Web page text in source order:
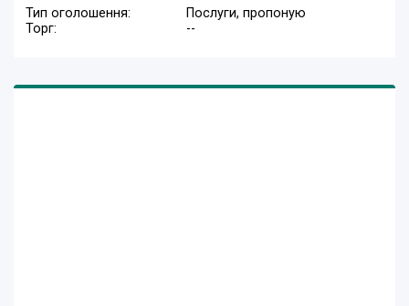
Тип оголошення:
Послуги, пропоную
Торг:
--